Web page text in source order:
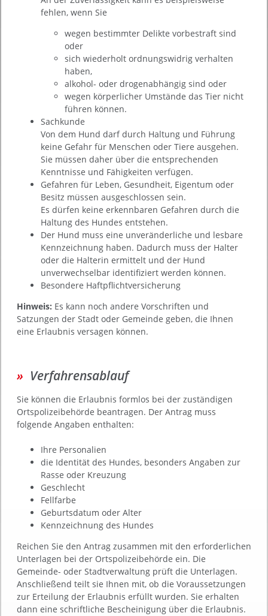
fehlen, wenn Sie
wegen bestimmter Delikte vorbestraft sind
oder
sich wiederholt ordnungswidrig verhalten
haben,
alkohol- oder drogenabhängig sind oder
wegen körperlicher Umstände das Tier nicht
führen können.
Sachkunde
Von dem Hund darf durch Haltung und Führung
keine Gefahr für Menschen oder Tiere ausgehen.
Sie müssen daher über die entsprechenden
Kenntnisse und Fähigkeiten verfügen.
Gefahren für Leben, Gesundheit, Eigentum oder
Besitz müssen ausgeschlossen sein.
Es dürfen keine erkennbaren Gefahren durch die
Haltung des Hundes entstehen.
Der Hund muss eine unveränderliche und lesbare
Kennzeichnung haben. Dadurch muss der Halter
oder die Halterin ermittelt und der Hund
unverwechselbar identifiziert werden können.
Besondere Haftpflichtversicherung
Hinweis: Es kann noch andere Vorschriften und
Satzungen der Stadt oder Gemeinde geben, die Ihnen
eine Erlaubnis versagen können.
Verfahrensablauf
Sie können die Erlaubnis formlos bei der zuständigen
Ortspolizeibehörde beantragen. Der Antrag muss
folgende Angaben enthalten:
Ihre Personalien
die Identität des Hundes, besonders Angaben zur
Rasse oder Kreuzung
Geschlecht
Fellfarbe
Geburtsdatum oder Alter
Kennzeichnung des Hundes
Reichen Sie den Antrag zusammen mit den erforderlichen
Unterlagen bei der Ortspolizeibehörde ein. Die
Gemeinde- oder Stadtverwaltung prüft die Unterlagen.
Anschließend teilt sie Ihnen mit, ob die Voraussetzungen
zur Erteilung der Erlaubnis erfüllt wurden. Sie erhalten
dann eine schriftliche Bescheinigung über die Erlaubnis.